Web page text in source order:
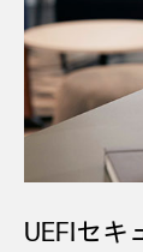
UEFIセキ